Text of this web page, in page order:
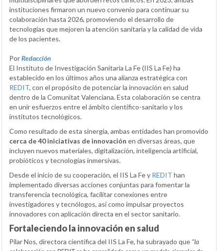
instituciones firmaron un nuevo convenio para continuar su
colaboración hasta 2026, promoviendo el desarrollo de
tecnologías que mejoren la atención sanitaria y la calidad de vida
de los pacientes.
PorRedacción
El Instituto de Investigación Sanitaria La Fe (IIS La Fe) ha
establecido en los últimos años una alianza estratégica con
REDIT, con el propósito de potenciar la innovación en salud
dentro de la Comunitat Valenciana. Esta colaboración se centra
en unir esfuerzos entre el ámbito científico-sanitario y los
institutos tecnológicos.
Como resultado de esta sinergia, ambas entidades han promovido
cerca de 40 iniciativas de innovación en diversas áreas, que
incluyen nuevos materiales, digitalización, inteligencia artificial,
probióticos y tecnologías inmersivas.
Desde el inicio de su cooperación, el IIS La Fe y REDIT han
implementado diversas acciones conjuntas para fomentar la
transferencia tecnológica, facilitar conexiones entre
investigadores y tecnólogos, así como impulsar proyectos
innovadores con aplicación directa en el sector sanitario.
Fortaleciendo la innovación en salud
Pilar Nos, directora científica del IIS La Fe, ha subrayado que “la